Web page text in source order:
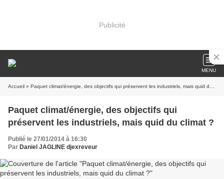
Publicité
MENU
Accueil » Paquet climat/énergie, des objectifs qui préservent les industriels, mais quid du climat ?
Paquet climat/énergie, des objectifs qui
préservent les industriels, mais quid du climat ?
Publié le 27/01/2014 à 16:30
Par Daniel JAGLINE djexreveur